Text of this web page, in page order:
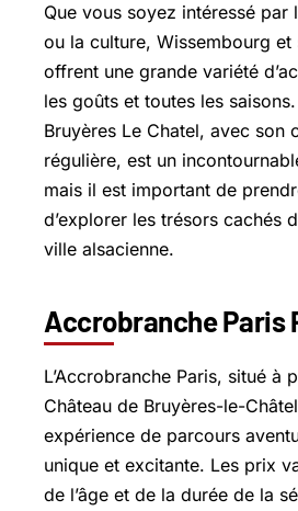
Que vous soyez intéressé par
ou la culture, Wissembourg et
offrent une grande variété
les goûts et toutes les
Bruyères Le Chatel, avec son
régulière, est un
mais il est important de
d’explorer les trésors cachés
ville alsacienne.
Accrobranche Paris
L’Accrobranche Paris, situé à
Château de Bruyères-le-
expérience de parcours
unique et excitante. Les prix
de l’âge et de la durée de la